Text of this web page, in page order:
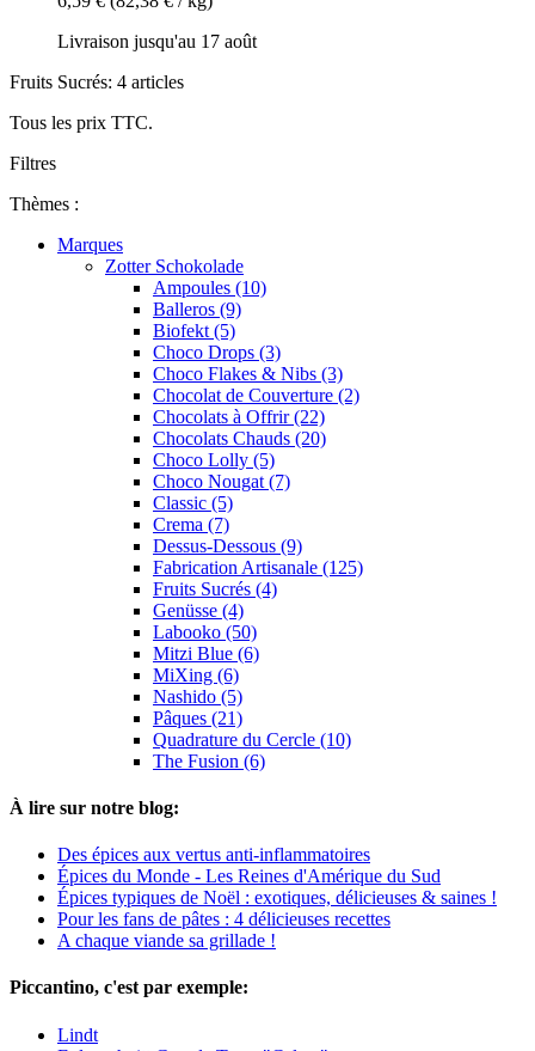
Livraison jusqu'au 17 août
Fruits Sucrés: 4 articles
Tous les prix TTC.
Filtres
Thèmes :
Marques
Zotter Schokolade
Ampoules (10)
Balleros (9)
Biofekt (5)
Choco Drops (3)
Choco Flakes & Nibs (3)
Chocolat de Couverture (2)
Chocolats à Offrir (22)
Chocolats Chauds (20)
Choco Lolly (5)
Choco Nougat (7)
Classic (5)
Crema (7)
Dessus-Dessous (9)
Fabrication Artisanale (125)
Fruits Sucrés (4)
Genüsse (4)
Labooko (50)
Mitzi Blue (6)
MiXing (6)
Nashido (5)
Pâques (21)
Quadrature du Cercle (10)
The Fusion (6)
À lire sur notre blog:
Des épices aux vertus anti-inflammatoires
Épices du Monde - Les Reines d'Amérique du Sud
Épices typiques de Noël : exotiques, délicieuses & saines !
Pour les fans de pâtes : 4 délicieuses recettes
A chaque viande sa grillade !
Piccantino, c'est par exemple:
Lindt